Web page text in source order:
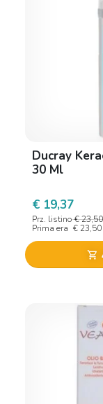
Ducray
30 Ml
€ 19,37
Prz. listino € 23,50
Prima era € 23,50
shopping_cart